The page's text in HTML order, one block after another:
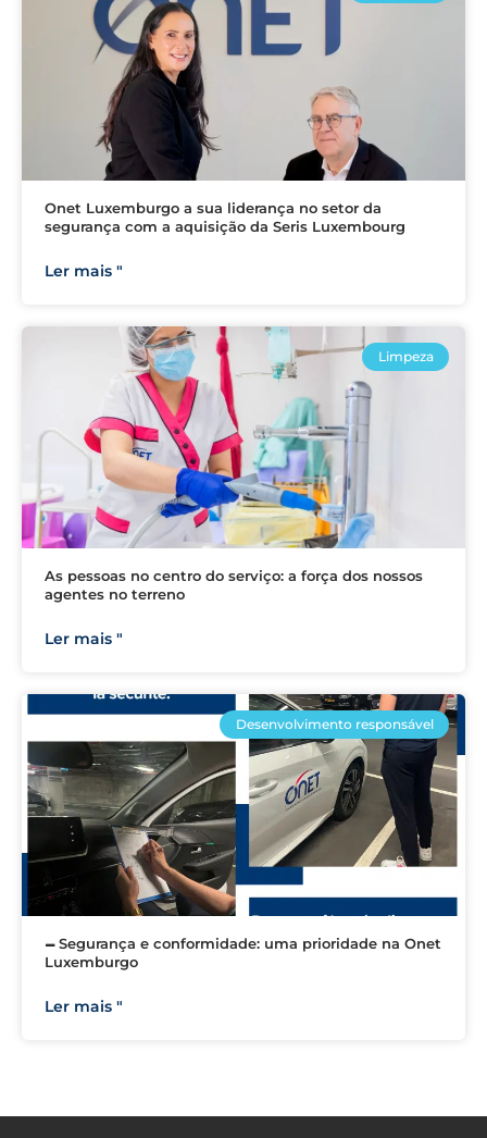
Onet Luxemburgo a sua liderança no setor da
segurança com a aquisição da Seris Luxembourg
Ler mais "
Limpeza
As pessoas no centro do serviço: a força dos nossos
agentes no terreno
Ler mais "
Desenvolvimento responsável
🗕 Segurança e conformidade: uma prioridade na Onet
Luxemburgo
Ler mais "